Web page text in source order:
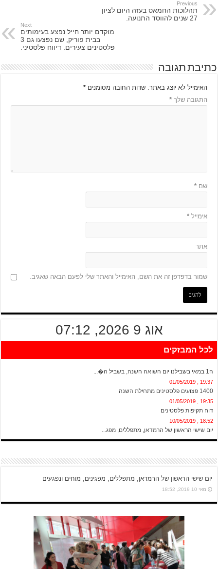
Previous
תהלוכות החמאס בעזה היום לציון
27 שנים להווסד התנועה.
Next
מוקדם יותר חייל נפצע בעימותים
בבית פוריק, שם נפצעו גם 3
פלסטינים צעירים. דיווח פלסטיני.
כתיבת תגובה
האימייל לא יוצג באתר. שדות החובה מסומנים*
התגובה שלך*
שם*
אימייל*
אתר
שמור בדפדפן זה את השם, האימייל והאתר שלי לפעם הבאה שאגיב.
אוג 9 2026, 07:12
לכל המבזקים
ה1 במאי בשבילנו יום השואה השנה, בשביל ה�...
19:37 , 01/05/2019
1400 פצועים פלסטינים מתחילת השנה
19:35 , 01/05/2019
דוח תקיפות פלסטינים
18:52 , 10/05/2019
יום שישי הראשון של הרמדאן, מתפללים, מפג...
יום שישי הראשון של הרמדאן, מתפללים, מפגינים, מוחים ונפגעים
מאי 10 2019, 18:52